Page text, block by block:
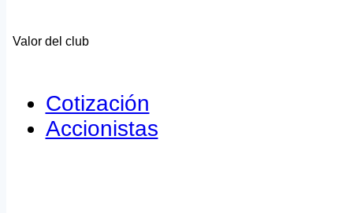
Valor del club
Cotización
Accionistas